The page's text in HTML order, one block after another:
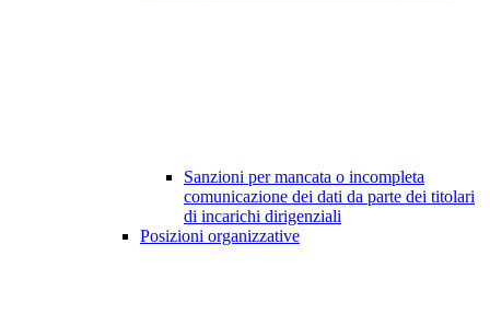
Sanzioni per mancata o incompleta
comunicazione dei dati da parte dei titolari
di incarichi dirigenziali
Posizioni organizzative